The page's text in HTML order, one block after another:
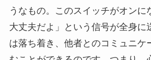
うなもの。このスイッチがオンに
大丈夫だよ」という信号が全身に
は落ち着き、他者とのコミュニケ